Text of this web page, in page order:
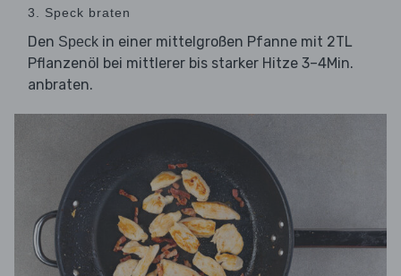
3. Speck braten
Den Speck in einer mittelgroßen Pfanne mit 2TL
Pflanzenöl bei mittlerer bis starker Hitze 3–4Min.
anbraten.